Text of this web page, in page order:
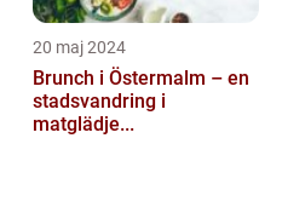
20 maj 2024
Brunch i Östermalm – en
stadsvandring i
matglädje...